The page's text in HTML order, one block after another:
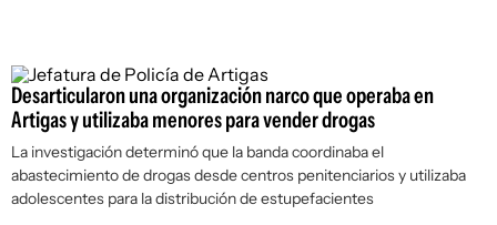
Desarticularon una organización narco que operaba en
Artigas y utilizaba menores para vender drogas
La investigación determinó que la banda coordinaba el
abastecimiento de drogas desde centros penitenciarios y utilizaba
adolescentes para la distribución de estupefacientes